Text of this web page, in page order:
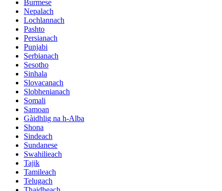
Burmese
Nepalach
Lochlannach
Pashto
Persianach
Punjabi
Serbianach
Sesotho
Sinhala
Slovacanach
Slobhenianach
Somali
Samoan
Gàidhlig na h-Alba
Shona
Sindeach
Sundanese
Swahilieach
Tajik
Tamileach
Telugach